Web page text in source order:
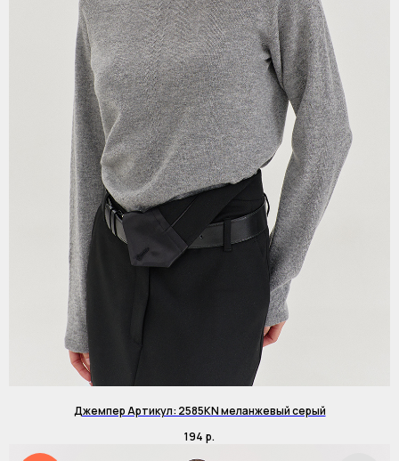
Джемпер Артикул: 2585KN меланжевый серый
194 р.